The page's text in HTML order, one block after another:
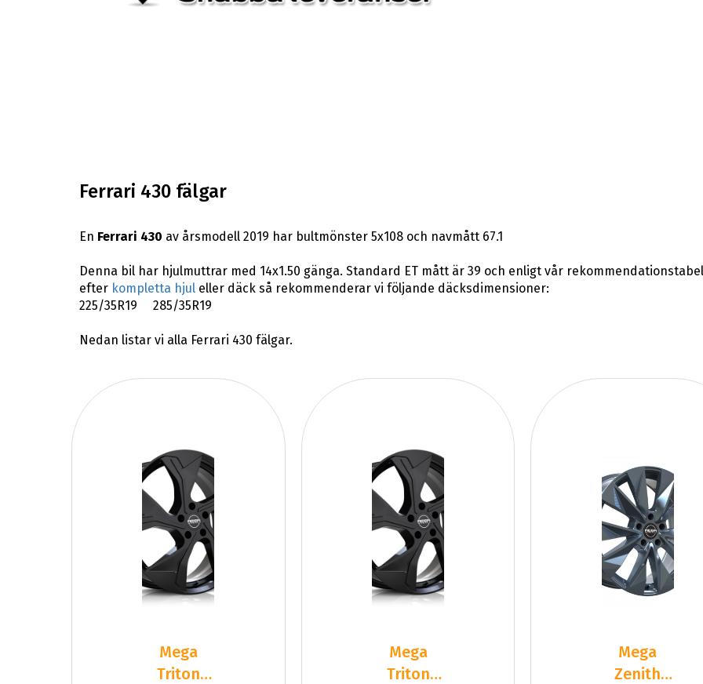
Ferrari 430 fälgar
En Ferrari 430 av årsmodell 2019 har bultmönster 5x108 och navmått 67.1
Denna bil har hjulmuttrar med 14x1.50 gänga. Standard ET mått är 39 och enligt vår
efter kompletta hjuleller däck så rekommenderar vi följande däcksdimensioner:
225/35R19 285/35R19
Nedan listar vi alla Ferrari 430 fälgar.
Mega
Triton
Mega
Triton
Mega
Zenith